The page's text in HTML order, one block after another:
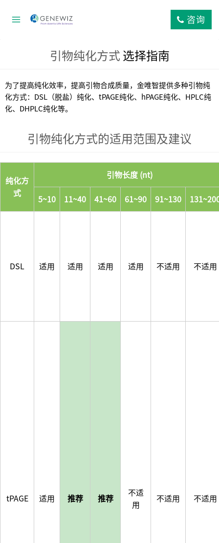
咨询
引物纯化方式选择指南
为了提高纯化效率，提高引物合成质量，金唯智提供多种引物纯
化方式：DSL（脱盐）纯化、tPAGE纯化、hPAGE纯化、HPLC纯
化、DHPLC纯化等。
引物纯化方式的适用范围及建议
纯化方
式
引物长度 (nt)
5~10 11~40 41~60 61~90 91~130
DSL 适用 适用 适用 适用 不适用 不适用
tPAGE 适用 推荐 推荐
不适
用
不适用 不适用